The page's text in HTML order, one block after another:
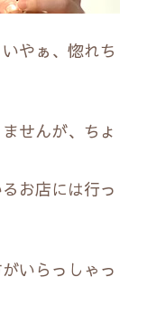
やぁ、惚れち
せんが、ちょ
お店には行っ
いらっしゃっ